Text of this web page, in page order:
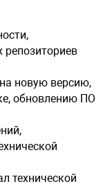
репозиториев
новую версию,
обновлению ПO
технической